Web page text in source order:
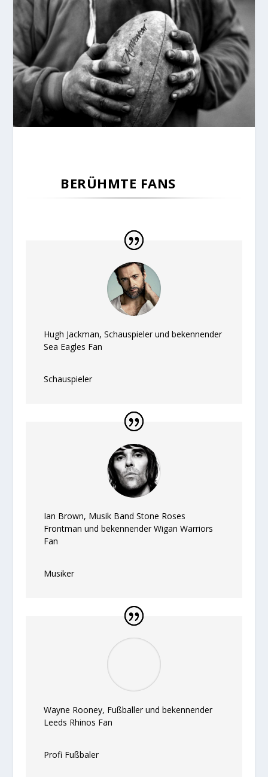
BERÜHMTE FANS
Hugh Jackman, Schauspieler und bekennender
Sea Eagles Fan
Schauspieler
Ian Brown, Musik Band Stone Roses
Frontman und bekennender Wigan Warriors
Fan
Musiker
Wayne Rooney, Fußballer und bekennender
Leeds Rhinos Fan
Profi Fußbaler